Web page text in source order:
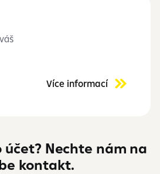
Více informací
Nechte nám na
kontakt.